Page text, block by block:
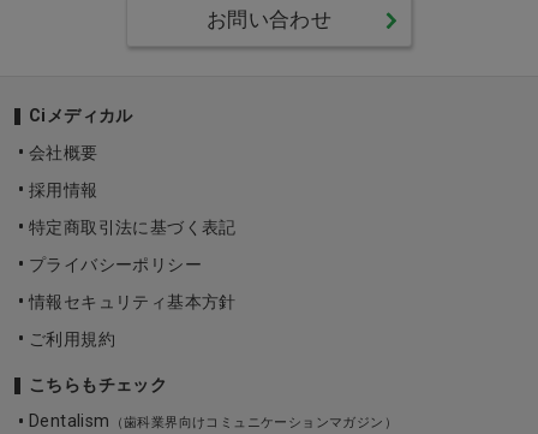
お問い合わせ
Ciメディカル
会社概要
採用情報
特定商取引法に基づく表記
プライバシーポリシー
情報セキュリティ基本方針
ご利用規約
こちらもチェック
Dentalism
（歯科業界向けコミュニケーションマガジン）